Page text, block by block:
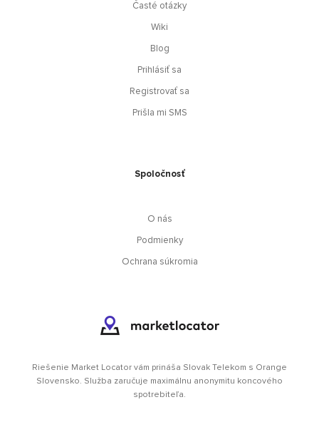
Časté otázky
Wiki
Blog
Prihlásiť sa
Registrovať sa
Prišla mi SMS
Spoločnosť
O nás
Podmienky
Ochrana súkromia
Riešenie Market Locator vám prináša Slovak Telekom s Orange
Slovensko. Služba zaručuje maximálnu anonymitu koncového
spotrebiteľa.